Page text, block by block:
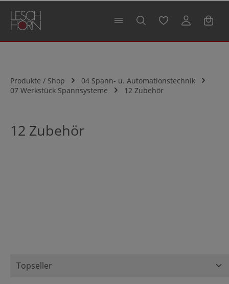
springen
Produkte / Shop
04 Spann- u. Automationstechnik
07 Werkstück Spannsysteme
12 Zubehör
12 Zubehör